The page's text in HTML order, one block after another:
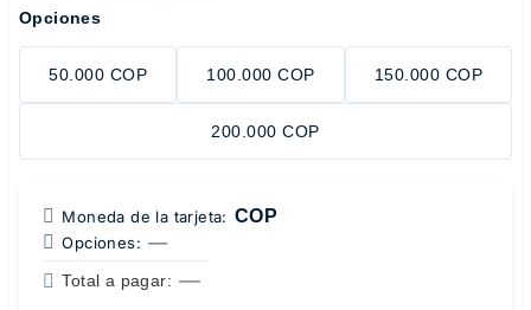
Opciones
50.000 COP 100.000 COP 150.000 COP
200.000 COP
Moneda de la tarjeta: COP
Opciones: —
Total a pagar: —